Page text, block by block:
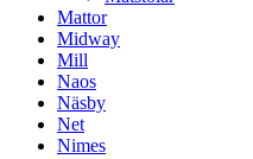
Mattor
Midway
Mill
Naos
Näsby
Net
Nimes